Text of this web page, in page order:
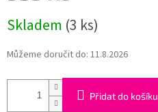
cena:
Skladem (3 ks)
Můžeme doručit do: 11.8.2026
Přidat do košíku